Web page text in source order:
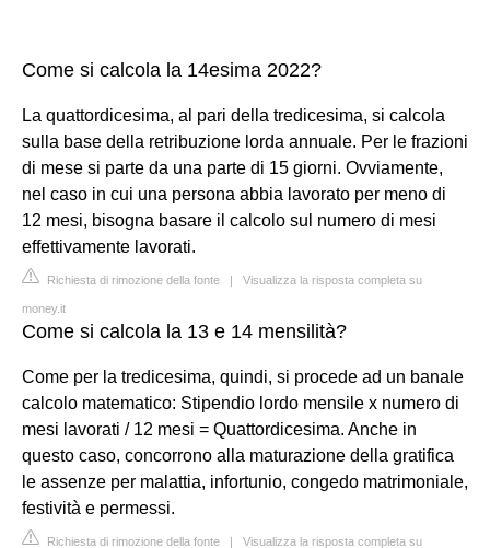
Come si calcola la 14esima 2022?
La quattordicesima, al pari della tredicesima, si calcola
sulla base della retribuzione lorda annuale. Per le frazioni
di mese si parte da una parte di 15 giorni. Ovviamente,
nel caso in cui una persona abbia lavorato per meno di
12 mesi, bisogna basare il calcolo sul numero di mesi
effettivamente lavorati.
Richiesta di rimozione della fonte | Visualizza la risposta completa su
money.it
Come si calcola la 13 e 14 mensilità?
Come per la tredicesima, quindi, si procede ad un banale
calcolo matematico: Stipendio lordo mensile x numero di
mesi lavorati / 12 mesi = Quattordicesima. Anche in
questo caso, concorrono alla maturazione della gratifica
le assenze per malattia, infortunio, congedo matrimoniale,
festività e permessi.
Richiesta di rimozione della fonte | Visualizza la risposta completa su